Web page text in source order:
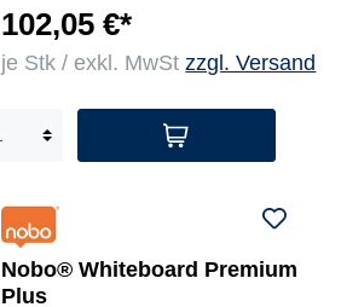
102,05 €*
je Stk / exkl. MwStzzgl. Versand
Nobo® Whiteboard Premium
Plus